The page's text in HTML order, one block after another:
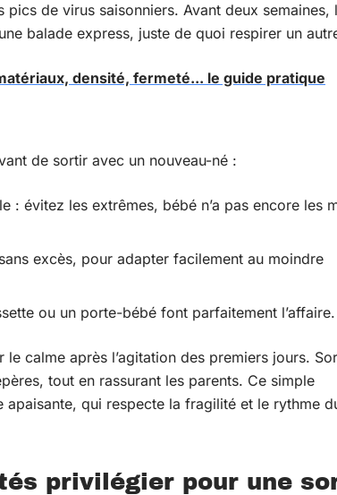
de virus saisonniers. Avant deux semaines,
balade express, juste de quoi respirer un
densité, fermeté... le guide pratique
de sortir avec un nouveau-né :
: évitez les extrêmes, bébé n’a pas encore les
excès, pour adapter facilement au moindre
ou un porte-bébé font parfaitement l’affaire.
calme après l’agitation des premiers jours.
tout en rassurant les parents. Ce simple
qui respecte la fragilité et le rythme
privilégier pour une